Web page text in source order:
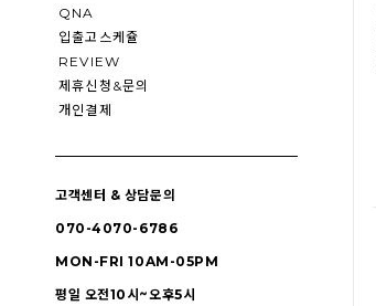
QNA
입출고스케쥴
REVIEW
제휴신청&문의
개인결제
고객센터 & 상담문의
070-4070-6786
MON-FRI 10AM-05PM
평일 오전10시~오후5시